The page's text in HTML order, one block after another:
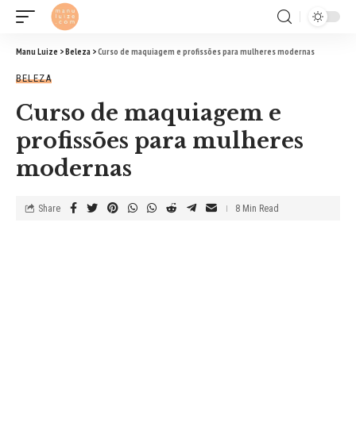
Manu Luize >Beleza >Curso de maquiagem e profissões para mulheres modernas
BELEZA
Curso de maquiagem e
profissões para mulheres
modernas
Share 8 Min Read